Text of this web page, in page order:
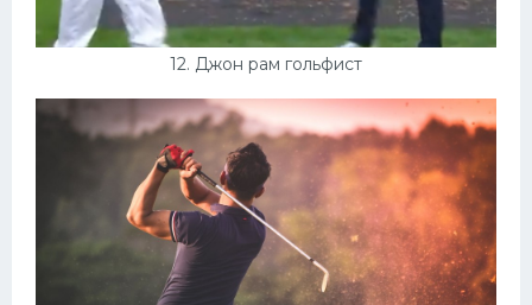
12. Джон рам гольфист